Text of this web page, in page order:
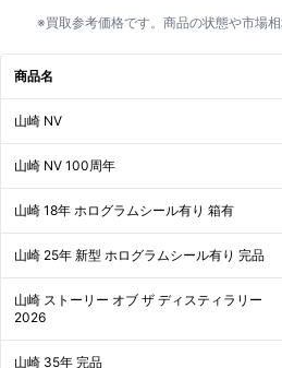
※買取参考価格です。商品の状態や市場相
商品名
山崎 NV
山崎 NV 100周年
山崎 18年 ホログラムシール有り 箱有
山崎 25年 新型 ホログラムシール有り 完品
山崎 ストーリー オブ ザ ディスティラリー
2026
山崎 35年 完品